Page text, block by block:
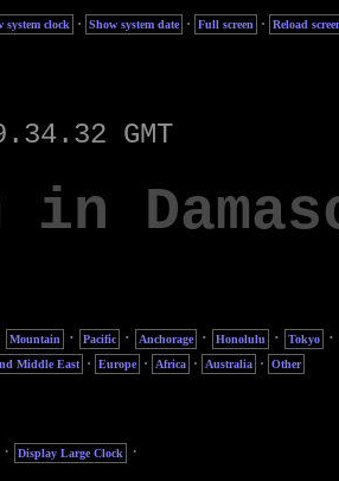
system clock · Show system date · Full screen · Reload
Mountain · Pacific · Anchorage · Honolulu · Tokyo ·
Middle East · Europe · Africa · Australia · Other
· Display Large Clock ·